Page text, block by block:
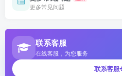
更多常见问题
联系客服
在线客服，为您服务
联系客服